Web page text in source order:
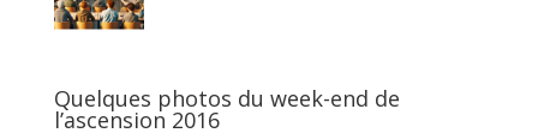
Quelques photos du week-end de
l’ascension 2016